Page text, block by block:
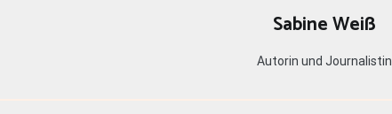
Sabine Weiß
Autorin und Journalistin